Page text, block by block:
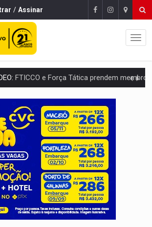
/ Assinar
Prefeitura fortalece parceria com a APAE para ampliar ações
Exército testa inovações no combate a drones durante
SOCIOAMBIENTAIS:Em Itapuã do Oeste, CINEMAZÔNIA leva cinema
Interior de Rondônia terá sábado (8) de calor
Após quase 30 anos de espera, asfalto chega ao
Coreografia de Rondônia estreia na programação do Festival de
2026: Sgt. Mouza esclarece 'erro de digitação' em declaração de
Sinjur parabeniza servidores pelo adicional de incentivo com